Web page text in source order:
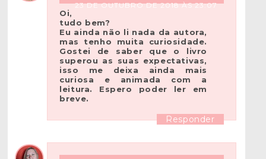
23 DE OUTUBRO DE 2018 ÀS 23:07
Oi,
tudo bem?
Eu ainda não li nada da autora,
mas tenho muita curiosidade.
Gostei de saber que o livro
superou as suas expectativas,
isso me deixa ainda mais
curiosa e animada com a
leitura. Espero poder ler em
breve.
Responder